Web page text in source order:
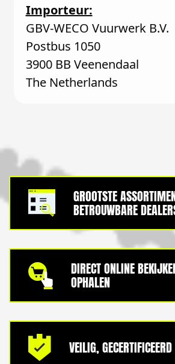
Importeur:
GBV-WECO Vuurwerk B.V.
Postbus 1050
3900 BB Veenendaal
The Netherlands
GROOTSTE
BETROUWBARE
DIRECT ONLINE
OPHALEN
VEILIG,